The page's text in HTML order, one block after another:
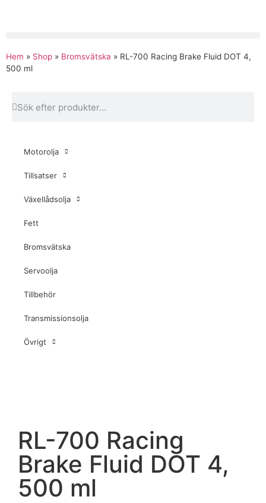
Hem » Shop » Bromsvätska » RL-700 Racing Brake Fluid DOT 4,
500 ml
Motorolja
Tillsatser
Växellådsolja
Fett
Bromsvätska
Servoolja
Tillbehör
Transmissionsolja
Övrigt
RL-700 Racing
Brake Fluid DOT 4,
500 ml